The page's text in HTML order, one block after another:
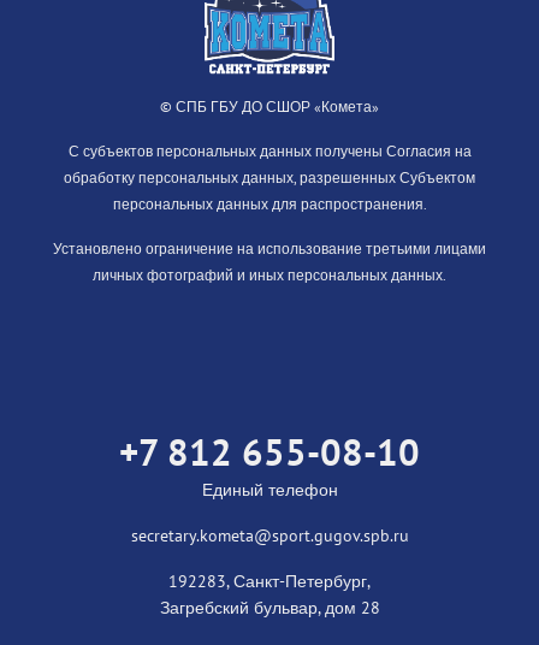
© СПБ ГБУ ДО СШОР «Комета»
С субъектов персональных данных получены Согласия на
обработку персональных данных, разрешенных Субъектом
персональных данных для распространения.
Установлено ограничение на использование третьими лицами
личных фотографий и иных персональных данных.
+7 812 655-08-10
Единый телефон
secretary.kometa@sport.gugov.spb.ru
192283, Санкт-Петербург,
Загребский бульвар, дом 28